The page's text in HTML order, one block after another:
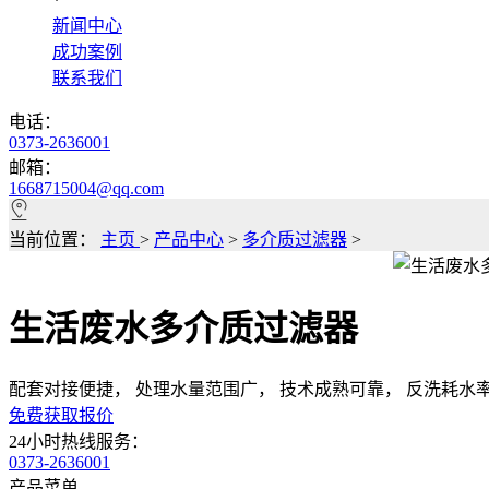
新闻中心
成功案例
联系我们
电话：
0373-2636001
邮箱：
1668715004@qq.com
当前位置： 主页 > 产品中心 > 多介质过滤器 >
生活废水多介质过滤器
配套对接便捷， 处理水量范围广， 技术成熟可靠， 反洗耗水
免费获取报价
24小时热线服务：
0373-2636001